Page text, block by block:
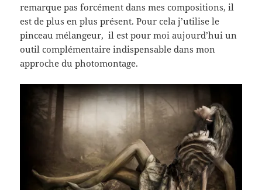
remarque pas forcément dans mes compositions, il
est de plus en plus présent. Pour cela j’utilise le
pinceau mélangeur, il est pour moi aujourd’hui un
outil complémentaire indispensable dans mon
approche du photomontage.